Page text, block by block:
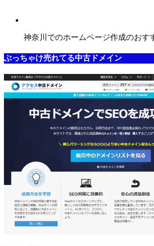
神奈川でのホームページ作成のおす
ぶっちゃけ売れてる中古ドメイン